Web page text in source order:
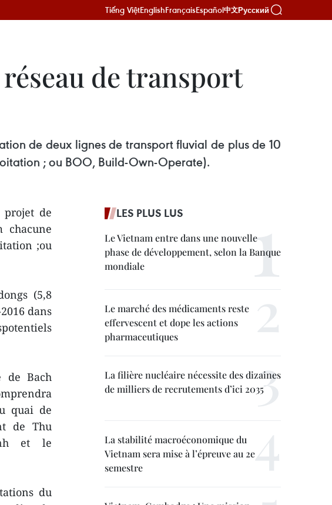
Tiếng ViệtEnglishFrançaisEspañol中文Русский
de transport
de deux lignes de transport fluvial de plus de 10
; ou BOO, Build-Own-Operate).
de
;ou
(5,8
dans
de Bach
quai de
de Thu
et le
du
LES PLUS LUS
Le Vietnam entre dans une nouvelle
phase de développement, selon la Banque
mondiale
Le marché des médicaments reste
effervescent et dope les actions
pharmaceutiques
La filière nucléaire nécessite des dizaines
de milliers de recrutements d’ici 2035
La stabilité macroéconomique du
Vietnam sera mise à l’épreuve au 2e
semestre